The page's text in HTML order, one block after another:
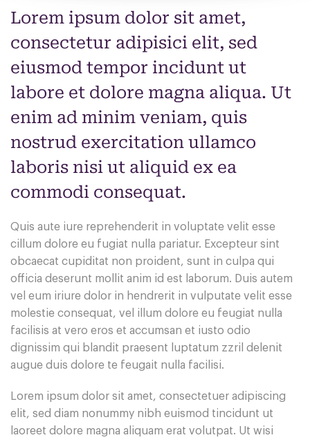
Lorem ipsum dolor sit amet,
consectetur adipisici elit, sed
eiusmod tempor incidunt ut
labore et dolore magna aliqua. Ut
enim ad minim veniam, quis
nostrud exercitation ullamco
laboris nisi ut aliquid ex ea
commodi consequat.
Quis aute iure reprehenderit in voluptate velit esse
cillum dolore eu fugiat nulla pariatur. Excepteur sint
obcaecat cupiditat non proident, sunt in culpa qui
officia deserunt mollit anim id est laborum. Duis autem
vel eum iriure dolor in hendrerit in vulputate velit esse
molestie consequat, vel illum dolore eu feugiat nulla
facilisis at vero eros et accumsan et iusto odio
dignissim qui blandit praesent luptatum zzril delenit
augue duis dolore te feugait nulla facilisi.
Lorem ipsum dolor sit amet, consectetuer adipiscing
elit, sed diam nonummy nibh euismod tincidunt ut
laoreet dolore magna aliquam erat volutpat. Ut wisi